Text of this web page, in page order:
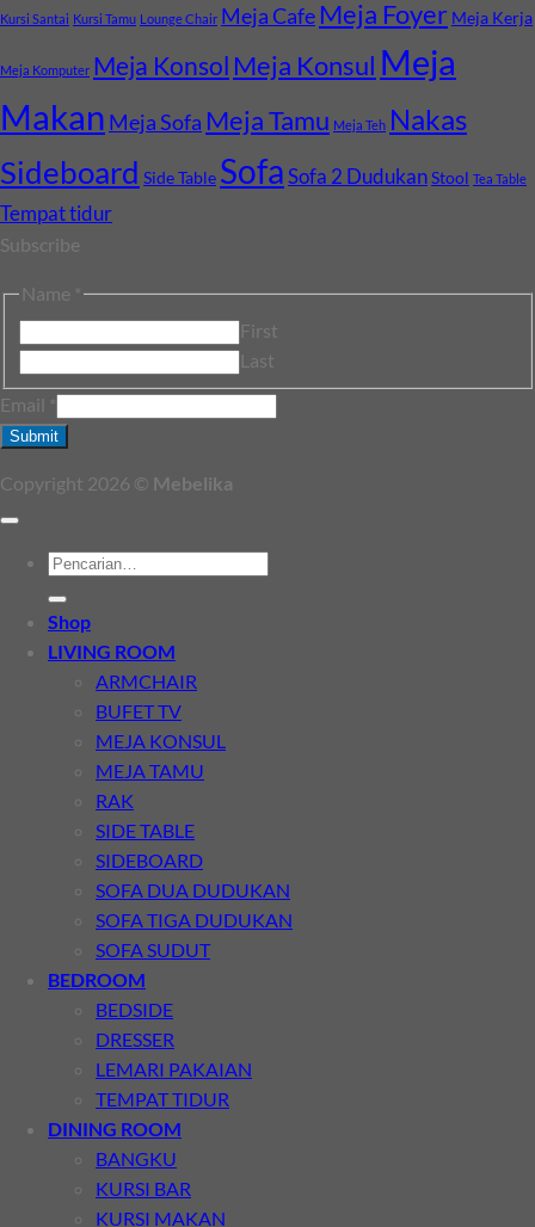
Kursi Santai Kursi Tamu Lounge Chair Meja Cafe Meja Foyer Meja Kerja
Meja Komputer Meja Konsol Meja Konsul Meja
Makan Meja Sofa Meja Tamu Meja Teh Nakas
Sideboard Side Table Sofa Sofa 2 DudukanStool Tea Table
Tempat tidur
Subscribe
Name *
First
Last
Email
*
Submit
Copyright 2026 © Mebelika
Pencarian
Shop
LIVING ROOM
ARMCHAIR
BUFET TV
MEJA KONSUL
MEJA TAMU
RAK
SIDE TABLE
SIDEBOARD
SOFA DUA DUDUKAN
SOFA TIGA DUDUKAN
SOFA SUDUT
BEDROOM
BEDSIDE
DRESSER
LEMARI PAKAIAN
TEMPAT TIDUR
DINING ROOM
BANGKU
KURSI BAR
KURSI MAKAN